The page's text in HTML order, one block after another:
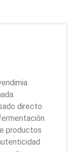
directo
productos